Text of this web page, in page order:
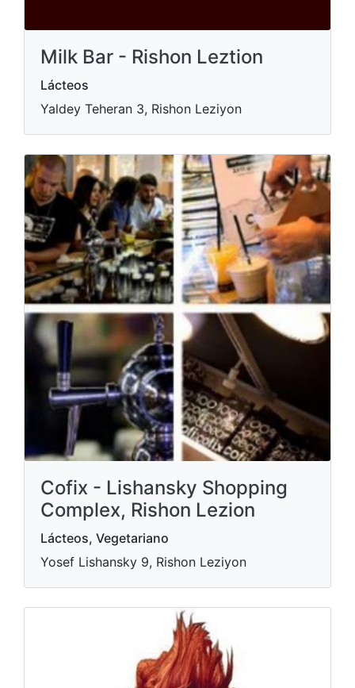
Milk Bar - Rishon Leztion
Lácteos
Yaldey Teheran 3, Rishon Leziyon
Cofix - Lishansky Shopping
Complex, Rishon Lezion
Lácteos, Vegetariano
Yosef Lishansky 9, Rishon Leziyon